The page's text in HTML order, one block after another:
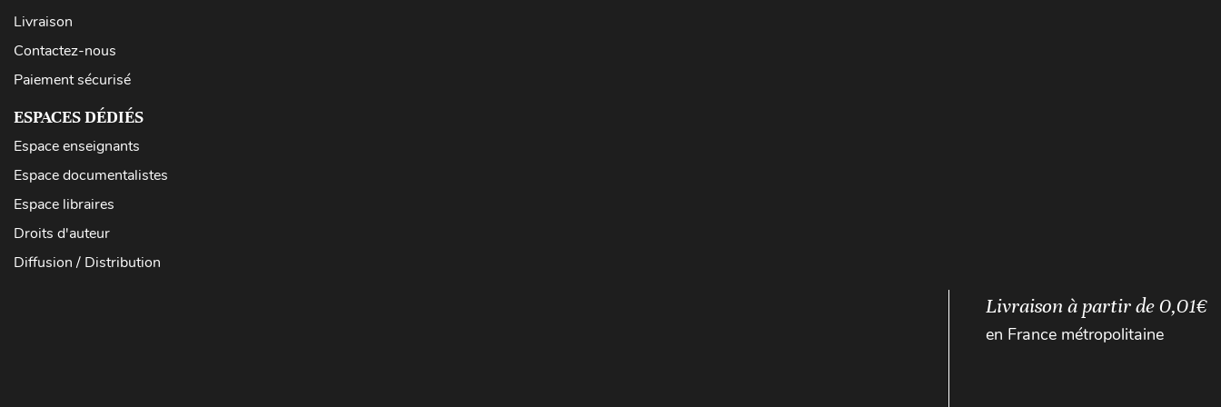
Livraison
Contactez-nous
Paiement sécurisé
ESPACES DÉDIÉS
Espace enseignants
Espace documentalistes
Espace libraires
Droits d'auteur
Diffusion / Distribution
Livraison à partir de 0,01€
en France métropolitaine